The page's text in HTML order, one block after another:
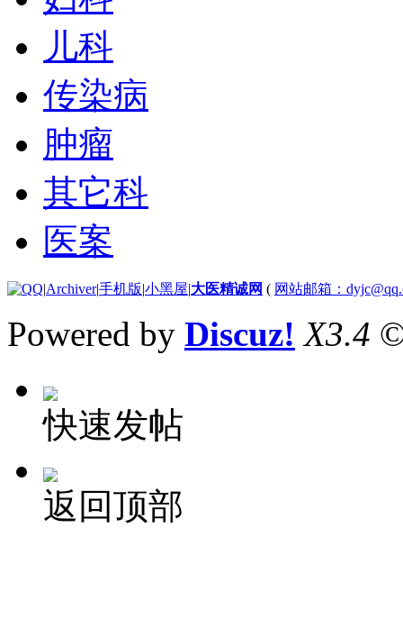
儿科
传染病
肿瘤
其它科
医案
|Archiver|手机版|小黑屋|大医精诚网 ( 网站邮箱：
Powered by Discuz! X3.4
快速发帖
返回顶部